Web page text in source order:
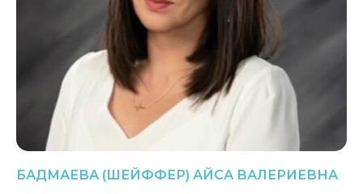
БАДМАЕВА (ШЕЙФФЕР) АЙСА ВАЛЕРИЕВНА